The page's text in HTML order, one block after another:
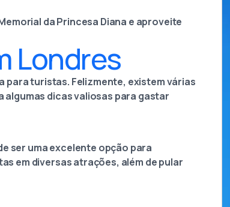
da Princesa Diana e aproveite
Londres
para turistas. Felizmente, existem várias
algumas dicas valiosas para gastar
ser uma excelente opção para
em diversas atrações, além de pular